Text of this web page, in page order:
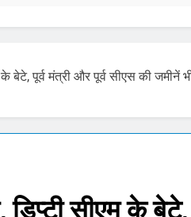
बेटे, पूर्व मंत्री और पूर्व सीएस की जमीनें
सीएम के